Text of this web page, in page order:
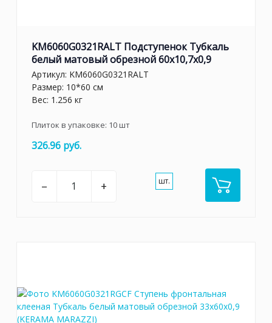
KM6060G0321RALT Подступенок Тубкаль
белый матовый обрезной 60x10,7x0,9
Артикул: KM6060G0321RALT
Размер: 10*60 см
Вес: 1.256 кг
Плиток в упаковке: 10шт
326.96 руб.
– + шт.